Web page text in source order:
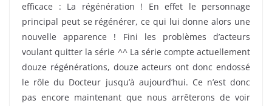
efficace : La régénération ! En effet le personnage
principal peut se régénérer, ce qui lui donne alors une
nouvelle apparence ! Fini les problèmes d’acteurs
voulant quitter la série ^^ La série compte actuellement
douze régénérations, douze acteurs ont donc endossé
le rôle du Docteur jusqu’à aujourd’hui. Ce n’est donc
pas encore maintenant que nous arrêterons de voir